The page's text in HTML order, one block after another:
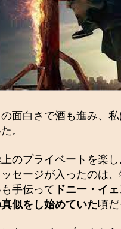
面白さで酒も進み、
。
のプライベートを楽
セージが入ったのは
手伝って ドニー・イ
似をし始めていた頃だ